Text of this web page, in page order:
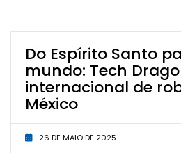
Do Espírito Santo
mundo: Tech
internacional de
México
26 DE MAIO DE 2025